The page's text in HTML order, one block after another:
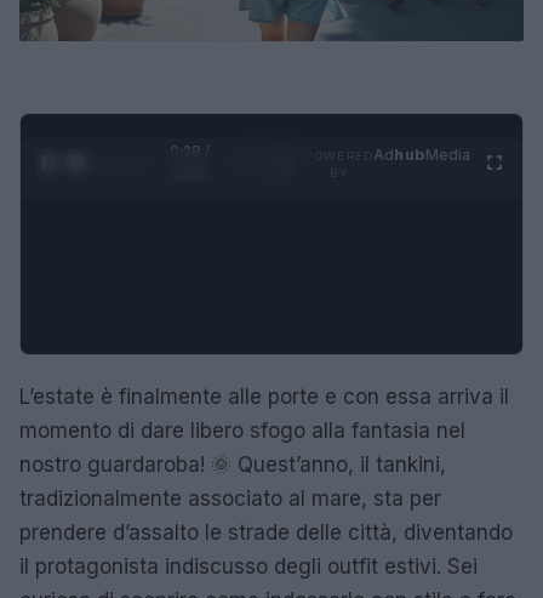
0:28 /
AdhubMedia
L’estate è finalmente alle porte e con essa arriva il
momento di dare libero sfogo alla fantasia nel
nostro guardaroba! 🌞 Quest’anno, il tankini,
tradizionalmente associato al mare, sta per
prendere d’assalto le strade delle città, diventando
il protagonista indiscusso degli outfit estivi. Sei